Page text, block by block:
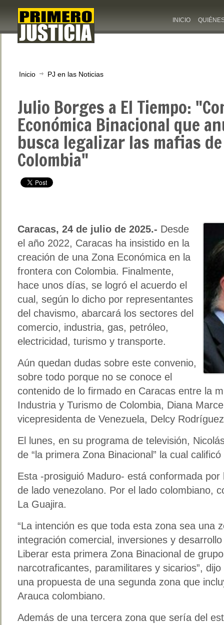
INICIO
Inicio PJ en las Noticias
Julio Borges a El Tiempo:
Económica Binacional que
busca legalizar las mafias
Colombia"
Caracas, 24 de julio de 2025.- Desde
el año 2022, Caracas ha insistido en la
creación de una Zona Económica en la
frontera con Colombia. Finalmente,
hace unos días, se logró el acuerdo el
cual, según lo dicho por representantes
del chavismo, abarcará los sectores del
comercio, industria, gas, petróleo,
electricidad, turismo y transporte.
Aún quedan dudas sobre este convenio,
sobre todo porque no se conoce el
contenido de lo firmado en Caracas entre la
Industria y Turismo de Colombia, Diana
vicepresidenta de Venezuela, Delcy
El lunes, en su programa de televisión,
de “la primera Zona Binacional” la cual
Esta -prosiguió Maduro- está conformada
de lado venezolano. Por el lado colombiano,
La Guajira.
“La intención es que toda esta zona sea una
integración comercial, inversiones y
Liberar esta primera Zona Binacional de
narcotraficantes, paramilitares y sicarios”,
una propuesta de una segunda zona que
Arauca colombiano.
Además de una tercera zona que sería del